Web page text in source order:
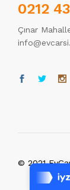
0212
Çınar
© 2021